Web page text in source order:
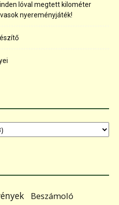
lóval megtett kilométer
nyereményjáték!
Beszámoló